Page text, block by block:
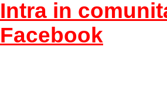
Intra in
Facebook